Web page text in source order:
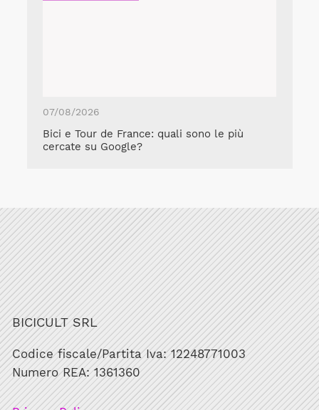
07/08/2026
Bici e Tour de France: quali sono le più
cercate su Google?
BICICULT SRL
Codice fiscale/Partita Iva: 12248771003
Numero REA: 1361360